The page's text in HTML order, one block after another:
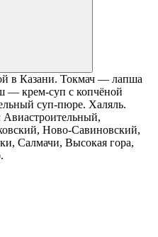
в Казани. Токмач — лапша
— крем-суп с копчёной
суп-пюре. Халяль.
Авиастроительный,
Ново-Савиновский,
Салмачи, Высокая гора,